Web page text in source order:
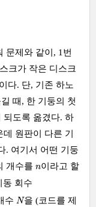
문제와 같이, 1번
크가 작은 디스크
다. 단, 기존 하노
때, 한 기둥의 첫
되도록 옮겼다. 하
원판이 다른 기
. 여기서 어떤 기둥
개수를 n
n이라고 할
동 회수
수 N
N을 (코드를 제